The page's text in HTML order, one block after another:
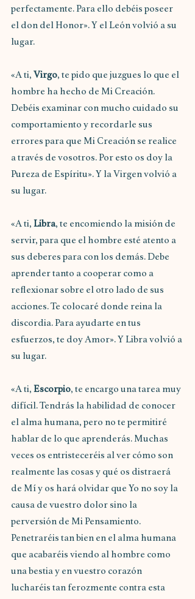
perfectamente. Para ello debéis poseer
el don del Honor». Y el León volvió a su
lugar.
«A ti, Virgo, te pido que juzgues lo que el
hombre ha hecho de Mi Creación.
Debéis examinar con mucho cuidado su
comportamiento y recordarle sus
errores para que Mi Creación se realice
a través de vosotros. Por esto os doy la
Pureza de Espíritu». Y la Virgen volvió a
su lugar.
«A ti, Libra, te encomiendo la misión de
servir, para que el hombre esté atento a
sus deberes para con los demás. Debe
aprender tanto a cooperar como a
reflexionar sobre el otro lado de sus
acciones. Te colocaré donde reina la
discordia. Para ayudarte en tus
esfuerzos, te doy Amor». Y Libra volvió a
su lugar.
«A ti, Escorpio, te encargo una tarea muy
difícil. Tendrás la habilidad de conocer
el alma humana, pero no te permitiré
hablar de lo que aprenderás. Muchas
veces os entristeceréis al ver cómo son
realmente las cosas y qué os distraerá
de Mí y os hará olvidar que Yo no soy la
causa de vuestro dolor sino la
perversión de Mi Pensamiento.
Penetraréis tan bien en el alma humana
que acabaréis viendo al hombre como
una bestia y en vuestro corazón
lucharéis tan ferozmente contra esta